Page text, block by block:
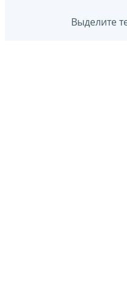
Выделите